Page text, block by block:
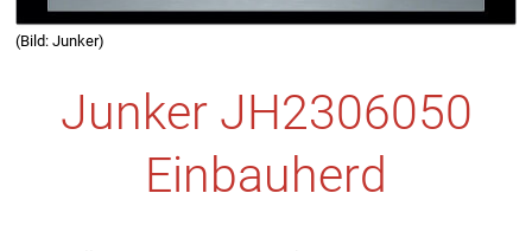
(Bild: Junker)
Junker JH2306050
Einbauherd